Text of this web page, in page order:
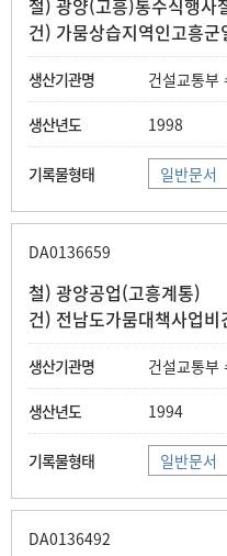
철) 광양(고흥)통수식행사
건) 가뭄상습지역인고흥
건설교통부
1998
일반문서
DA0136659
철) 광양공업(고흥계통)
건) 전남도가뭄대책사업비
건설교통부
1994
일반문서
DA0136492